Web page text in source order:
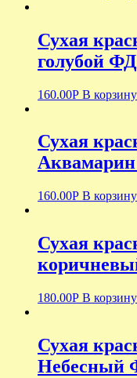
Сухая
голубой ФД
160.00Р В корзину
Сухая
160.00Р В корзину
Сухая
180.00Р В корзину
Сухая
Небесный